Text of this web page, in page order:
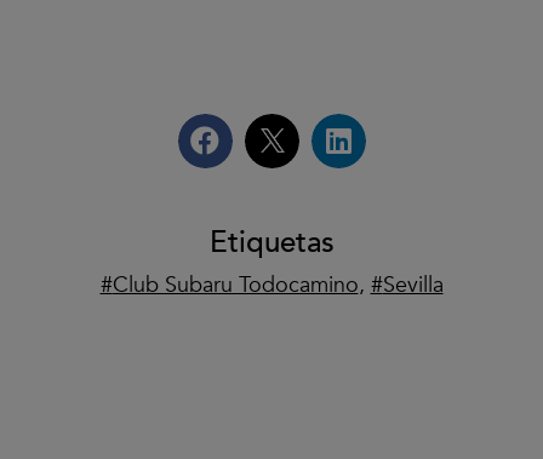
Etiquetas
Club Subaru Todocamino, Sevilla